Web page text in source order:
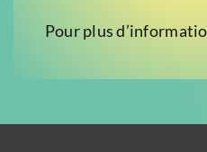
Pour plus